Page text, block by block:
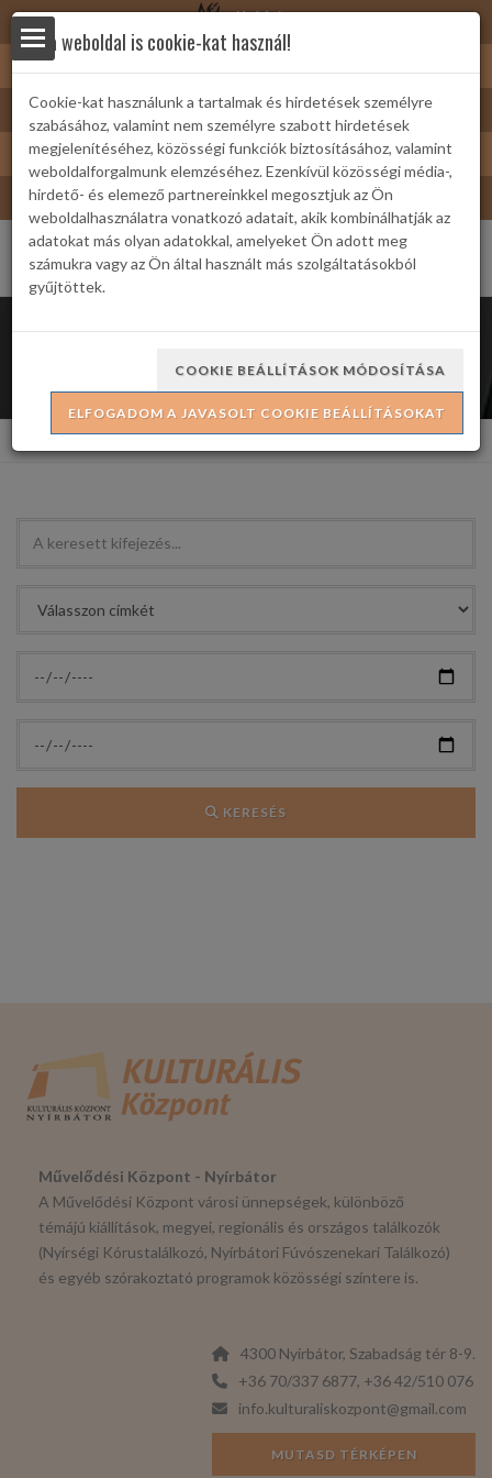
Nyírbátor
Nyírbátor/Barát kártya
Turizmus
Bátor Televízió
KERESÉS
Művelődési Központ - Nyírbátor
A Művelődési Központ városi ünnepségek, különböző
témájú kiállítások, megyei, regionális és országos találkozók
(Nyírségi Kórustalálkozó, Nyírbátori Fúvószenekari Találkozó)
és egyéb szórakoztató programok közösségi színtere is.
4300 Nyírbátor, Szabadság tér 8-9.
+36 70/337 6877, +36 42/510 076
info.kulturaliskozpont@gmail.com
MUTASD TÉRKÉPEN
Ez a weboldal is cookie-kat használ!
Cookie-kat használunk a tartalmak és hirdetések személyre
szabásához, valamint nem személyre szabott hirdetések
megjelenítéséhez, közösségi funkciók biztosításához, valamint
weboldalforgalmunk elemzéséhez. Ezenkívül közösségi média-,
hirdető- és elemező partnereinkkel megosztjuk az Ön
weboldalhasználatra vonatkozó adatait, akik kombinálhatják az
adatokat más olyan adatokkal, amelyeket Ön adott meg
számukra vagy az Ön által használt más szolgáltatásokból
gyűjtöttek.
COOKIE BEÁLLÍTÁSOK MÓDOSÍTÁSA
ELFOGADOM A JAVASOLT COOKIE BEÁLLÍTÁSOKAT